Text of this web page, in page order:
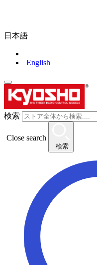
日本語
English
検索
Close search
検索